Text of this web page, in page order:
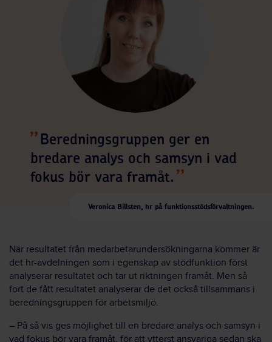
Beredningsgruppen ger en
bredare analys och samsyn i vad
fokus bör vara framåt.
Veronica Billsten, hr på funktionsstödsförvaltningen.
När resultatet från medarbetarundersökningarna kommer är
det hr-avdelningen som i egenskap av stödfunktion först
analyserar resultatet och tar ut riktningen framåt. Men så
fort de fått resultatet analyserar de det också tillsammans i
beredningsgruppen för arbetsmiljö.
– På så vis ges möjlighet till en bredare analys och samsyn i
vad fokus bör vara framåt, för att ytterst ansvariga sedan ska